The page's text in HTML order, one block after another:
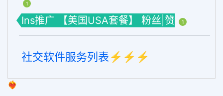
1
Ins推广 【美国USA套餐】 粉丝|赞 1
社交软件服务列表⚡️⚡️⚡️
❤️‍🔥